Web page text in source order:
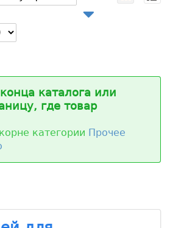
каталога или
где товар
категории Прочее